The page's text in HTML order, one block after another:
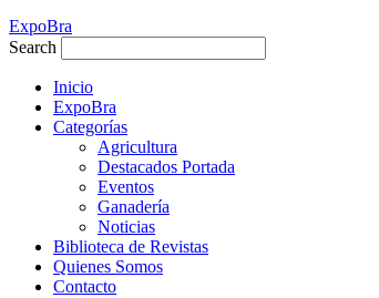
ExpoBra
Search
Inicio
ExpoBra
Categorías
Agricultura
Destacados Portada
Eventos
Ganadería
Noticias
Biblioteca de Revistas
Quienes Somos
Contacto